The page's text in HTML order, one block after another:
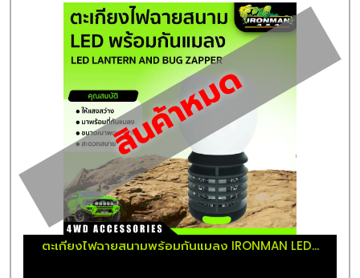
สินค้าหมด
ตะเกียงไฟฉายสนามพร้อมกันแมลง IRONMAN LED...